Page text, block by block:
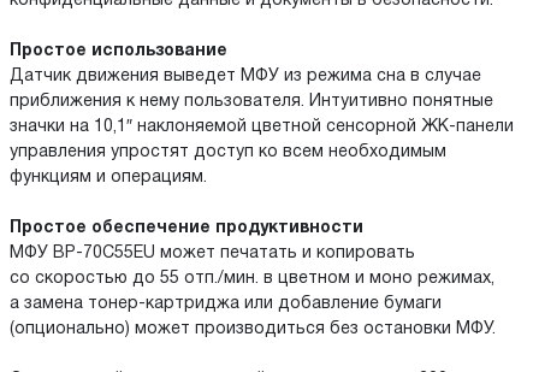
Простое использование
Датчик движения выведет МФУ из режима сна в случае
приближения к нему пользователя. Интуитивно понятные
значки на 10,1″ наклоняемой цветной сенсорной ЖК-панели
управления упростят доступ ко всем необходимым
функциям и операциям.
Простое обеспечение продуктивности
МФУ BP-70C55EU может печатать и копировать
со скоростью до 55 отп./мин. в цветном и моно режимах,
а замена тонер-картриджа или добавление бумаги
(опционально) может производиться без остановки МФУ.